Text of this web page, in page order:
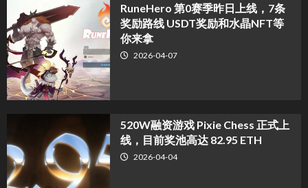
RuneHero 第0赛季昨日上线，7条
奖励路线 USDT奖励和水晶NFT等
你来拿
2026-04-07
520W融资游戏 Pixie Chess 正式上
线，目前奖池高达 82.95 ETH
2026-04-04